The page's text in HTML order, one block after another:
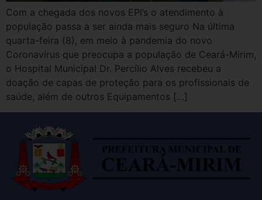
Com a chegada dos novos EPI’s o atendimento à
população passa a ser ainda mais seguro Na última
quarta-feira (8), em meio à pandemia do novo
Coronavírus que preocupa a população de Ceará-Mirim,
o Hospital Municipal Dr. Percílio Alves recebeu a
doação de capas de proteção para os profissionais de
saúde, além de outros Equipamentos […]